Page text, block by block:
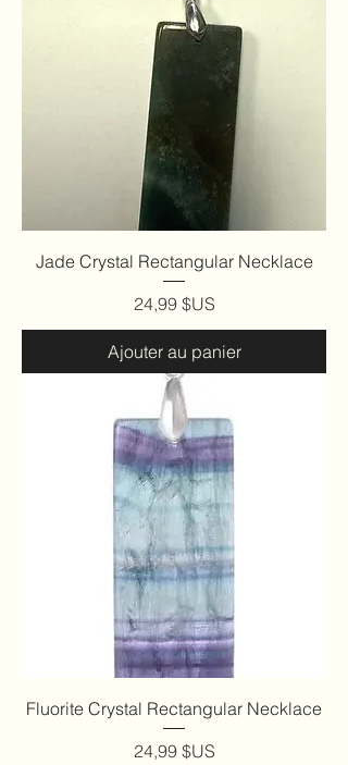
Jade Crystal Rectangular Necklace
Prix
24,99 $US
Ajouter au panier
Fluorite Crystal Rectangular Necklace
Prix
24,99 $US